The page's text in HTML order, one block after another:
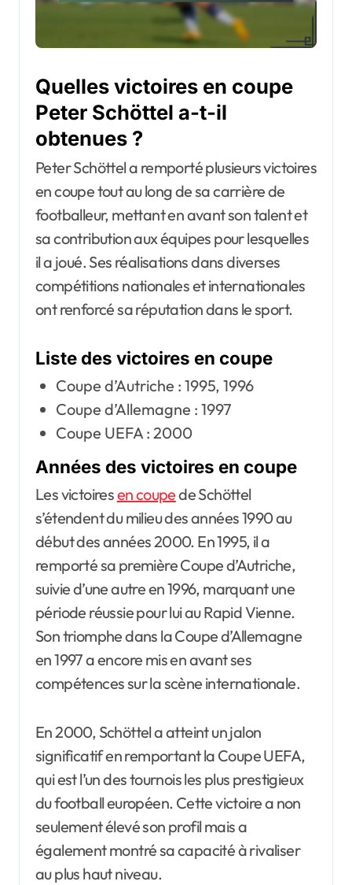
Quelles victoires en coupe
Peter Schöttel a-t-il
obtenues ?
Peter Schöttel a remporté plusieurs victoires
en coupe tout au long de sa carrière de
footballeur, mettant en avant son talent et
sa contribution aux équipes pour lesquelles
il a joué. Ses réalisations dans diverses
compétitions nationales et internationales
ont renforcé sa réputation dans le sport.
Liste des victoires en coupe
Coupe d’Autriche : 1995, 1996
Coupe d’Allemagne : 1997
Coupe UEFA : 2000
Années des victoires en coupe
Les victoiresen coupede Schöttel
s’étendent du milieu des années 1990 au
début des années 2000. En 1995, il a
remporté sa première Coupe d’Autriche,
suivie d’une autre en 1996, marquant une
période réussie pour lui au Rapid Vienne.
Son triomphe dans la Coupe d’Allemagne
en 1997 a encore mis en avant ses
compétences sur la scène internationale.
En 2000, Schöttel a atteint un jalon
significatif en remportant la Coupe UEFA,
qui est l’un des tournois les plus prestigieux
du football européen. Cette victoire a non
seulement élevé son profil mais a
également montré sa capacité à rivaliser
au plus haut niveau.